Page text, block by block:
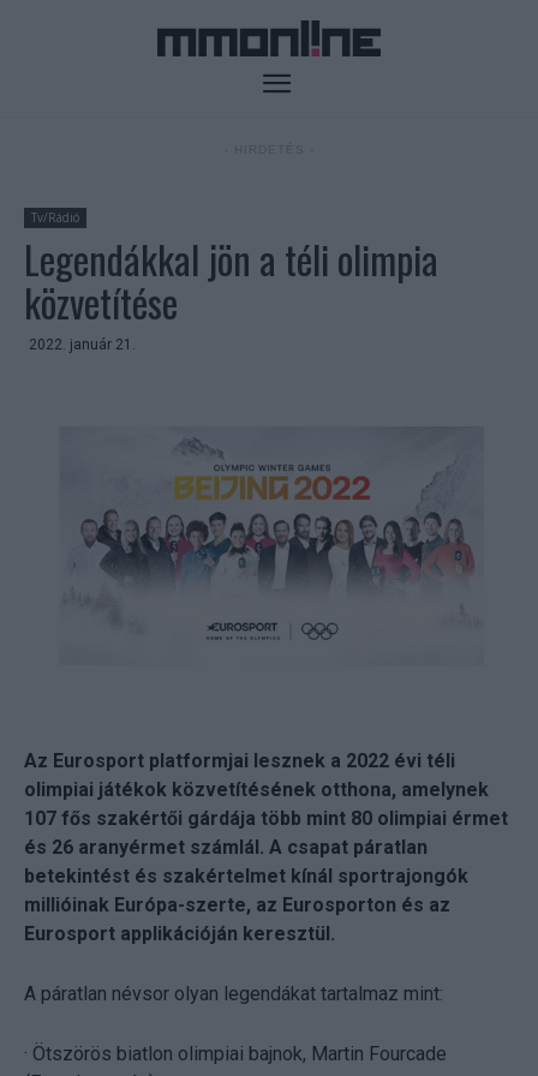
Tv/Rádió
Legendákkal jön a téli olimpia
közvetítése
2022. január 21.
Az Eurosport platformjai lesznek a 2022 évi téli
olimpiai játékok közvetítésének otthona, amelynek
107 fős szakértői gárdája több mint 80 olimpiai érmet
és 26 aranyérmet számlál. A csapat páratlan
betekintést és szakértelmet kínál sportrajongók
millióinak Európa-szerte, az Eurosporton és az
Eurosport applikációján keresztül.
A páratlan névsor olyan legendákat tartalmaz mint:
· Ötszörös biatlon olimpiai bajnok, Martin Fourcade